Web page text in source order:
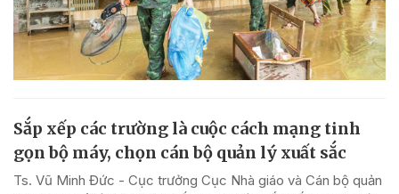
Sắp xếp các trường là cuộc cách mạng tinh
gọn bộ máy, chọn cán bộ quản lý xuất sắc
Ts. Vũ Minh Đức - Cục trưởng Cục Nhà giáo và Cán bộ quản